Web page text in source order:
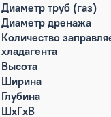
Диаметр труб (газ)
Диаметр дренажа
Количество
хладагента
Высота
Ширина
Глубина
ШxГxВ